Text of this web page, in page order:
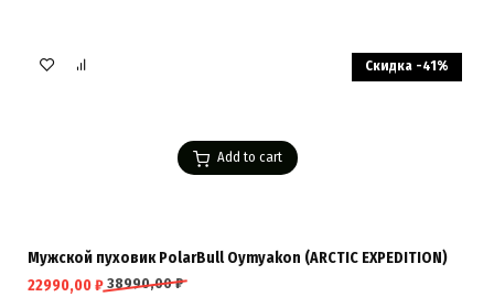
Add to cart
Скидка -41%
Мужской пуховик PolarBull Oymyakon (ARCTIC EXPEDITION)
38990,00₽
22990,00₽